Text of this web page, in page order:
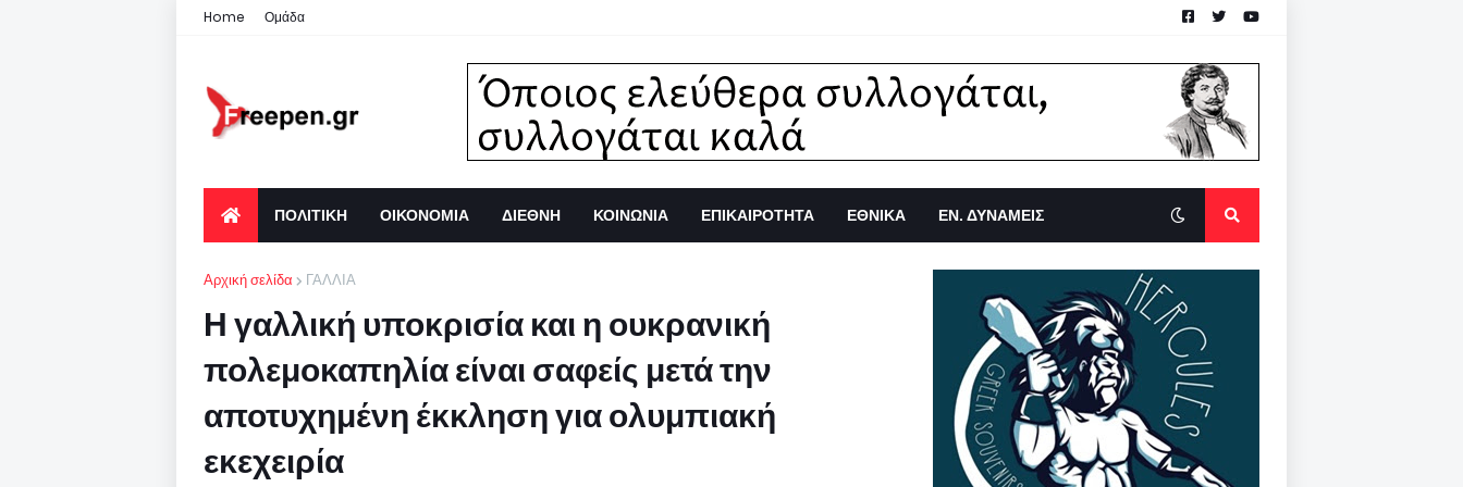
Home Ομάδα
ΠΟΛΙΤΙΚΗ ΟΙΚΟΝΟΜΙΑ ΔΙΕΘΝΗ ΚΟΙΝΩΝΙΑ ΕΠΙΚΑΙΡΟΤΗΤΑ ΕΘΝΙΚΑ ΕΝ. ΔΥΝΑΜΕΙΣ
Αρχική σελίδα ΓΑΛΛΙΑ
Η γαλλική υποκρισία και η ουκρανική
πολεμοκαπηλία είναι σαφείς μετά την
αποτυχημένη έκκληση για ολυμπιακή
εκεχειρία